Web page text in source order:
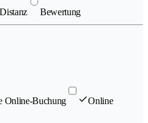
Distanz Bewertung
Online-Buchung Online